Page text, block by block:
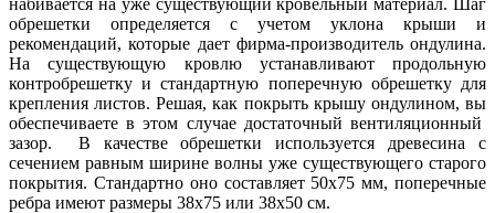
обрешетки определяется с учетом уклона крыши и
рекомендаций, которые дает фирма-производитель ондулина.
На существующую кровлю устанавливают продольную
контробрешетку и стандартную поперечную обрешетку для
крепления листов. Решая, как покрыть крышу ондулином, вы
обеспечиваете в этом случае достаточный вентиляционный
зазор. В качестве обрешетки используется древесина с
сечением равным ширине волны уже существующего старого
покрытия. Стандартно оно составляет 50х75 мм, поперечные
ребра имеют размеры 38х75 или 38х50 см.